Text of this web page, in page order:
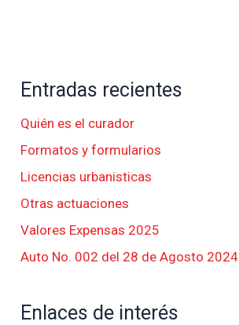
Entradas recientes
Quién es el curador
Formatos y formularios
Licencias urbanisticas
Otras actuaciones
Valores Expensas 2025
Auto No. 002 del 28 de Agosto 2024
Enlaces de interés